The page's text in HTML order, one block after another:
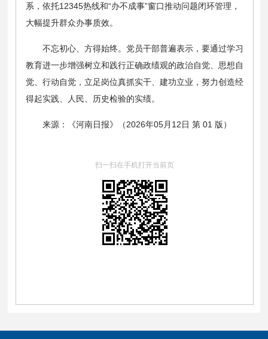
系，依托12345热线和“办不成事”窗口推动问题闭环管理，
大幅提升群众办事质效。
不忘初心、方得始终。党员干部普遍表示，要通过学习
教育进一步增强树立和践行正确政绩观的政治自觉、思想自
觉、行动自觉，立足岗位真抓实干、建功立业，努力创造经
得起实践、人民、历史检验的实绩。
来源：《河南日报》（2026年05月12日 第 01 版）
扫一扫在手机打开当前页